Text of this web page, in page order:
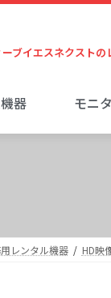
ーブイエスネクストの
器 モニ
レンタル機器 HD映